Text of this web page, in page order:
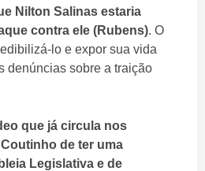
Nilton Salinas estaria
contra ele (Rubens). O
lo e expor sua vida
denúncias sobre a traição
que já circula nos
de ter uma
Legislativa e de